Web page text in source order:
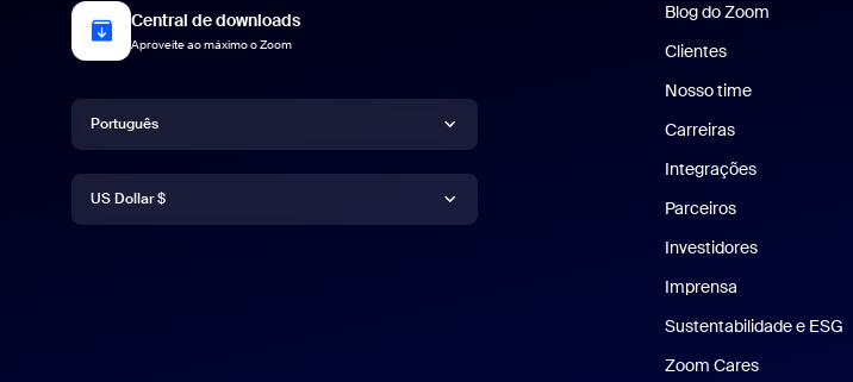
Central de downloads
Aproveite ao máximo o Zoom
Idioma
Português
Deutsch
Moeda
US Dollar $
Blog do Zoom
Clientes
Nosso time
Carreiras
Integrações
Parceiros
Investidores
Imprensa
Sustentabilidade e ESG
Zoom Cares